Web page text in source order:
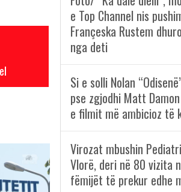
e Top Channel nis
Françeska Rustem
nga deti
Si e solli Nolan
pse zgjodhi Matt
e filmit më ambicioz të
Virozat mbushin
Vlorë, deri në 80 vizita
fëmijët të prekur edhe